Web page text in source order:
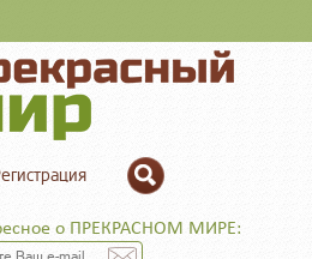
о ПРЕКРАСНОМ МИРЕ: